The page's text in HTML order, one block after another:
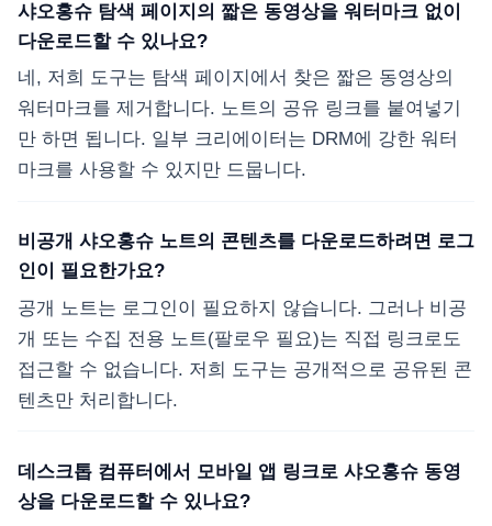
샤오홍슈 탐색 페이지의 짧은 동영상을 워터마크 없이
다운로드할 수 있나요?
네, 저희 도구는 탐색 페이지에서 찾은 짧은 동영상의
워터마크를 제거합니다. 노트의 공유 링크를 붙여넣기
만 하면 됩니다. 일부 크리에이터는 DRM에 강한 워터
마크를 사용할 수 있지만 드뭅니다.
비공개 샤오홍슈 노트의 콘텐츠를 다운로드하려면 로그
인이 필요한가요?
공개 노트는 로그인이 필요하지 않습니다. 그러나 비공
개 또는 수집 전용 노트(팔로우 필요)는 직접 링크로도
접근할 수 없습니다. 저희 도구는 공개적으로 공유된 콘
텐츠만 처리합니다.
데스크톱 컴퓨터에서 모바일 앱 링크로 샤오홍슈 동영
상을 다운로드할 수 있나요?